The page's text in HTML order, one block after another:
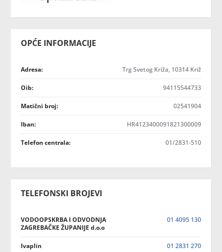
OPĆE INFORMACIJE
Adresa: Trg Svetog Križa, 10314 Križ
Oib: 94115544733
Matični broj: 02541904
Iban: HR4123400091821300009
Telefon centrala: 01/2831-510
TELEFONSKI BROJEVI
VODOOPSKRBA I ODVODNJA
ZAGREBAČKE ŽUPANIJE d.o.o
01 4095 130
Ivaplin 01 2831 270